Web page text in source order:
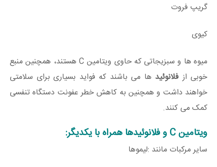
گریپ فروت
کیوی
میوه ها و سبزیجاتی که حاوی ویتامین C هستند، همچنین منبع
خوبی از فلانوئید ها می باشند که فواید بسیاری برای سلامتی
خواهند داشت و همچنین به کاهش خطر عفونت دستگاه تنفسی
کمک می کنند.
ویتامین C و فلانوئیدها همراه با یکدیگر:
سایر مرکبات مانند :لیموها